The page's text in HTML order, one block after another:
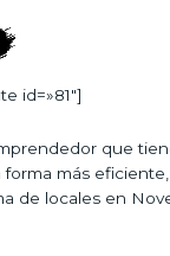
id=»81″]
que
forma más
de locales en